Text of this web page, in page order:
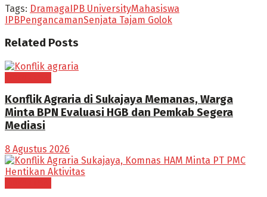
Tags: DramagaIPB UniversityMahasiswa
IPBPengancamanSenjata Tajam Golok
Related Posts
Konflik Agraria di Sukajaya Memanas, Warga
Minta BPN Evaluasi HGB dan Pemkab Segera
Mediasi
8 Agustus 2026